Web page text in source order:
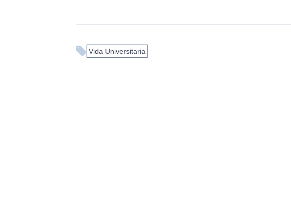
Vida Universitaria